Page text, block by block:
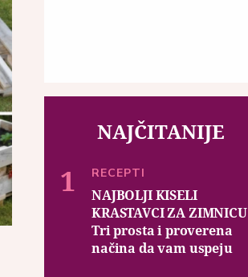
NAJČITANIJE
RECEPTI
NAJBOLJI KISELI
KRASTAVCI ZA ZIMNICU
Tri prosta i proverena
načina da vam uspeju